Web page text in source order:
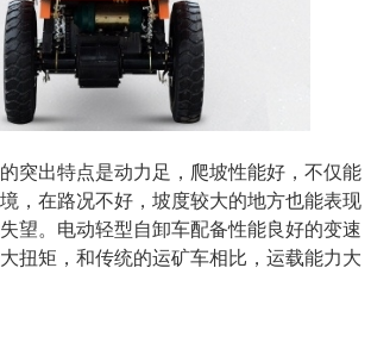
突出特点是动力足，爬坡性能好，不仅能
，在路况不好，坡度较大的地方也能表现
望。电动轻型自卸车配备性能良好的变速
扭矩，和传统的运矿车相比，运载能力大